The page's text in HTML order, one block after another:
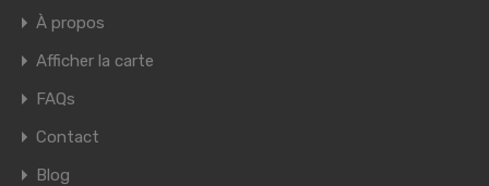
À propos
Afficher la carte
FAQs
Contact
Blog